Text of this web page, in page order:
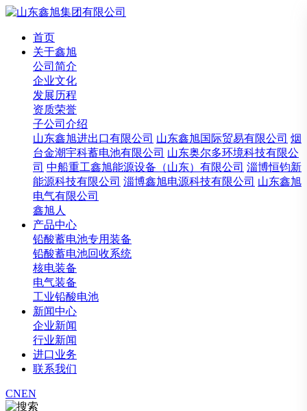
首页
关于鑫旭
公司简介
企业文化
发展历程
资质荣誉
子公司介绍
山东鑫旭进出口有限公司 山东鑫旭国际贸易有限公司 烟
台金潮宇科蓄电池有限公司 山东奥尔多环境科技有限公
司 中船重工鑫旭能源设备（山东）有限公司 淄博恒钧新
能源科技有限公司 淄博鑫旭电源科技有限公司 山东鑫旭
电气有限公司
鑫旭人
产品中心
铅酸蓄电池专用装备
铅酸蓄电池回收系统
核电装备
电气装备
工业铅酸电池
新闻中心
企业新闻
行业新闻
进口业务
联系我们
CNEN